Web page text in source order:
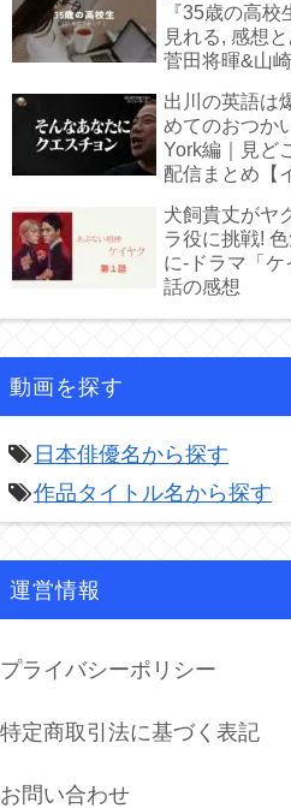
『35歳の高
見れる, 感想
菅田将暉&山
出川の英語は
めてのおつか
York編｜見ど
配信まとめ【
犬飼貴丈がヤ
ラ役に挑戦!
に-ドラマ「ケ
話の感想
動画を探す
 日本俳優名から探す
作品タイトル名から探す
運営情報
プライバシーポリシー
特定商取引法に基づく表記
お問い合わせ